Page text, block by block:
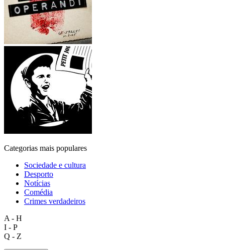
Categorias mais populares
Sociedade e cultura
Desporto
Notícias
Comédia
Crimes verdadeiros
A - H
I - P
Q - Z